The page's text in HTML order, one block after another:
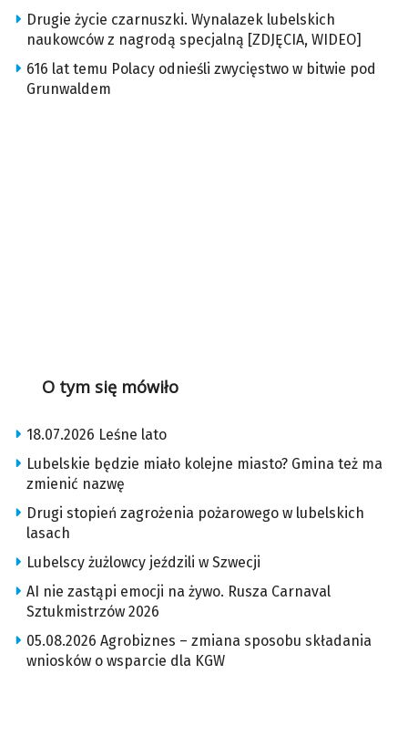
Drugie życie czarnuszki. Wynalazek lubelskich
naukowców z nagrodą specjalną [ZDJĘCIA, WIDEO]
616 lat temu Polacy odnieśli zwycięstwo w bitwie pod
Grunwaldem
O tym się mówiło
18.07.2026 Leśne lato
Lubelskie będzie miało kolejne miasto? Gmina też ma
zmienić nazwę
Drugi stopień zagrożenia pożarowego w lubelskich
lasach
Lubelscy żużlowcy jeździli w Szwecji
AI nie zastąpi emocji na żywo. Rusza Carnaval
Sztukmistrzów 2026
05.08.2026 Agrobiznes – zmiana sposobu składania
wniosków o wsparcie dla KGW